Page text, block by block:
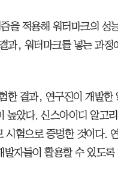
을 적용해 워터마크의 성
과, 워터마크를 넣는 과정
한 결과, 연구진이 개발한
높았다. 신스아이디 알고
시험으로 증명한 것이다.
자들이 활용할 수 있도록